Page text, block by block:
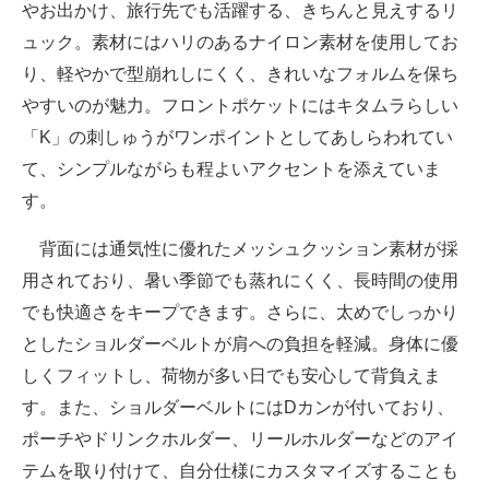
やお出かけ、旅行先でも活躍する、きちんと見えするリ
ュック。素材にはハリのあるナイロン素材を使用してお
り、軽やかで型崩れしにくく、きれいなフォルムを保ち
やすいのが魅力。フロントポケットにはキタムラらしい
「K」の刺しゅうがワンポイントとしてあしらわれてい
て、シンプルながらも程よいアクセントを添えていま
す。
背面には通気性に優れたメッシュクッション素材が採
用されており、暑い季節でも蒸れにくく、長時間の使用
でも快適さをキープできます。さらに、太めでしっかり
としたショルダーベルトが肩への負担を軽減。身体に優
しくフィットし、荷物が多い日でも安心して背負えま
す。また、ショルダーベルトにはDカンが付いており、
ポーチやドリンクホルダー、リールホルダーなどのアイ
テムを取り付けて、自分仕様にカスタマイズすることも